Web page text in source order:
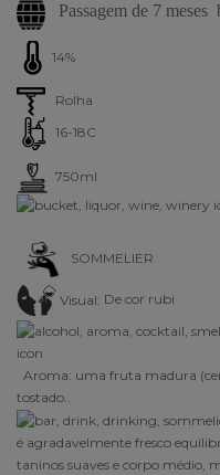
Passagem de 7 meses
14%
Rolha
16-18C
750ml
SOMMELIER
Visual: De cor rubi
Aroma: uma fruta madura
tostado..
é agradavelmente fresco
taninos suaves e corpo médio,